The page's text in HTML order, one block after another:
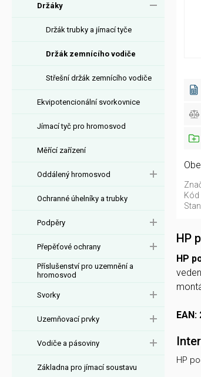
Držáky
Držák trubky a jímací tyče
Držák zemnícího vodiče
Střešní držák zemnícího vodiče
Ekvipotencionální svorkovnice
Jímací tyč pro hromosvod
Měřící zařízení
Oddálený hromosvod
Ochranné úhelníky a trubky
Podpěry
Přepěťové ochrany
Příslušenství pro uzemnění a
hromosvod
Svorky
Uzemňovací prvky
Vodiče a pásoviny
Základna pro jímací soustavu
Kód
HP
HP
EAN:
HP